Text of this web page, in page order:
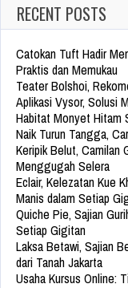
RECENT POSTS
Catokan Tuft Hadir
Praktis dan Memukau
Teater Bolshoi,
Aplikasi Vysor, Solusi
Habitat Monyet Hitam
Naik Turun Tangga,
Keripik Belut, Camilan
Menggugah Selera
Eclair, Kelezatan Kue
Manis dalam Setiap
Quiche Pie, Sajian
Setiap Gigitan
Laksa Betawi, Sajian
dari Tanah Jakarta
Usaha Kursus Online: